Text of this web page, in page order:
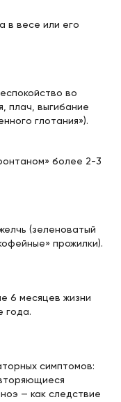
в весе или его
во
плач, выгибание
глотания»).
более 2-3
(зеленоватый
прожилки).
6 месяцев жизни
года.
симптомов:
— как следствие